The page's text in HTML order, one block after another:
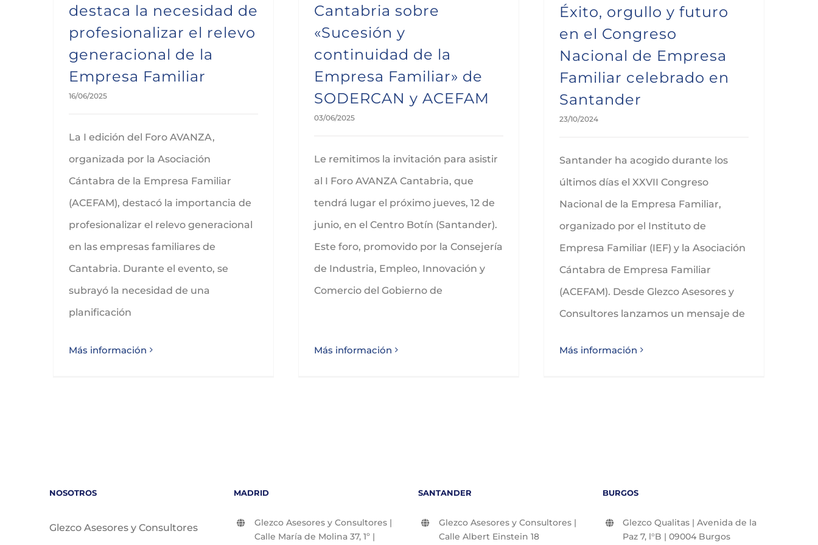
destaca la necesidad de
profesionalizar el relevo
generacional de la
Empresa Familiar
16/06/2025
La I edición del Foro AVANZA,
organizada por la Asociación
Cántabra de la Empresa Familiar
(ACEFAM), destacó la importancia de
profesionalizar el relevo generacional
en las empresas familiares de
Cantabria. Durante el evento, se
subrayó la necesidad de una
planificación
Más información
Cantabria sobre
«Sucesión y
continuidad de la
Empresa Familiar» de
SODERCAN y ACEFAM
03/06/2025
Le remitimos la invitación para asistir
al I Foro AVANZA Cantabria, que
tendrá lugar el próximo jueves, 12 de
junio, en el Centro Botín (Santander).
Este foro, promovido por la Consejería
de Industria, Empleo, Innovación y
Comercio del Gobierno de
Más información
Éxito, orgullo y futuro
en el Congreso
Nacional de Empresa
Familiar celebrado en
Santander
23/10/2024
Santander ha acogido durante los
últimos días el XXVII Congreso
Nacional de la Empresa Familiar,
organizado por el Instituto de
Empresa Familiar (IEF) y la Asociación
Cántabra de Empresa Familiar
(ACEFAM). Desde Glezco Asesores y
Consultores lanzamos un mensaje de
Más información
NOSOTROS
Glezco Asesores y Consultores
MADRID
Glezco Asesores y Consultores |
Calle María de Molina 37, 1º |
SANTANDER
Glezco Asesores y Consultores |
Calle Albert Einstein 18
BURGOS
Glezco Qualitas | Avenida de la
Paz 7, l°B | 09004 Burgos